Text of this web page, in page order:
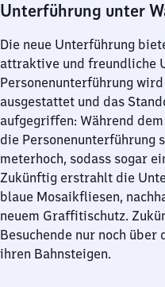
Unterführung unter
Die neue Unterführung
attraktive und freundliche
Personenunterführung
ausgestattet und das
aufgegriffen: Während
die Personenunterführung
meterhoch, sodass sogar
Zukünftig erstrahlt die
blaue Mosaikfliesen,
neuem Graffitischutz.
Besuchende nur noch über
ihren Bahnsteigen.